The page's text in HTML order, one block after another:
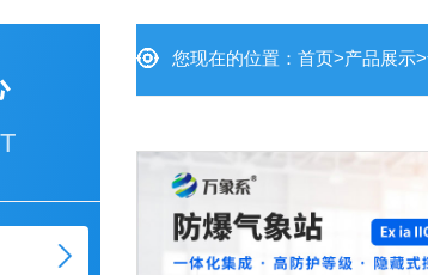
您现在的位置： 首页>产品展示>